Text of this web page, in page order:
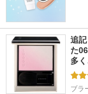
追
た
多
ブラ